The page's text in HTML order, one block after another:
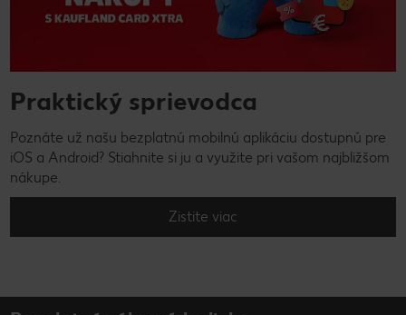
Praktický sprievodca
Poznáte už našu bezplatnú mobilnú aplikáciu dostupnú pre
iOS a Android? Stiahnite si ju a využite pri vašom najbližšom
nákupe.
Zistite viac